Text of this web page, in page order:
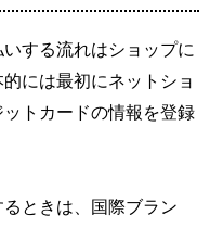
する流れはショップに
には最初にネットショ
トカードの情報を登録
ときは、国際ブラン